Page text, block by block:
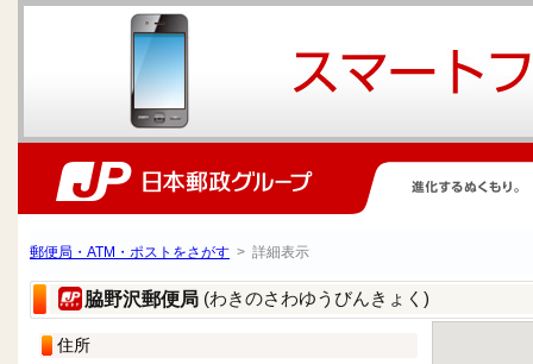
郵便局・ATM・ポストをさがす > 詳細表示
脇野沢郵便局 (わきのさわゆうびんきょく)
住所